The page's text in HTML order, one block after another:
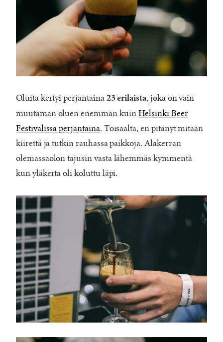
Oluita kertyi perjantaina 23 erilaista, joka on vain
muutaman oluen enemmän kuin Helsinki Beer
Festivalissa perjantaina. Toisaalta, en pitänyt mitään
kiirettä ja tutkin rauhassa paikkoja. Alakerran
olemassaolon tajusin vasta lähemmäs kymmentä
kun yläkerta oli koluttu läpi.